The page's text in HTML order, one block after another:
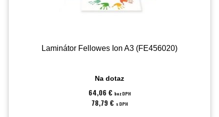
Laminátor Fellowes Ion A3 (FE456020)
Na dotaz
64,06 € bez DPH
78,79 € s DPH